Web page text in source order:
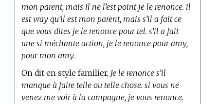
mon parent, mais il ne l’est point je le renonce. il
est vray qu’il est mon parent, mais s’il a fait ce
que vous dites je le renonce pour tel. s’il a fait
une si méchante action, je le renonce pour amy,
pour mon amy.
On dit en style familier, Je le renonce s’il
manque à faire telle ou telle chose. si vous ne
venez me voir à la campagne, je vous renonce.